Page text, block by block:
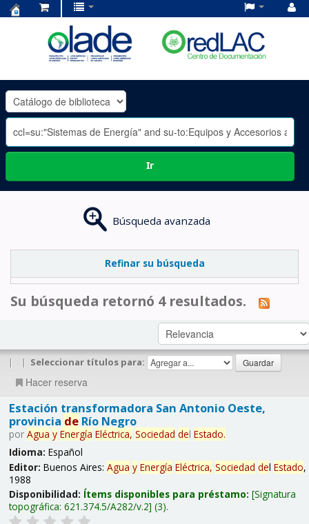
OLADE
-
Ir
Búsqueda avanzada
Refinar su búsqueda
Su búsqueda retornó 4 resultados.
| | Seleccionar títulos para:
Hacer reserva
Estación transformadora San Antonio Oeste,
provincia deRío Negro
por Agua y Energía Eléctrica, Sociedad del Estado.
Idioma: Español
Editor: Buenos Aires: Agua y Energía Eléctrica, Sociedad del Estado,
1988
Disponibilidad: Ítems disponibles para préstamo: Signatura
topográfica: 621.374.5/A282/v.2 (3).